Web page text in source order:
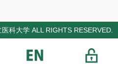
科大学 ALL RIGHTS RESERVED.